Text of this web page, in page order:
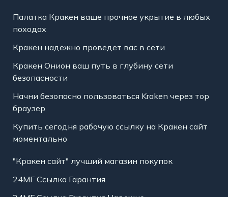
Палатка Кракен ваше прочное укрытие в любых
походах
Кракен надежно проведет вас в сети
Кракен Онион ваш путь в глубину сети
безопасности
Начни безопасно пользоваться Kraken через тор
браузер
Купить сегодня рабочую ссылку на Кракен сайт
моментально
"Кракен сайт" лучший магазин покупок
24МГ Ссылка Гарантия